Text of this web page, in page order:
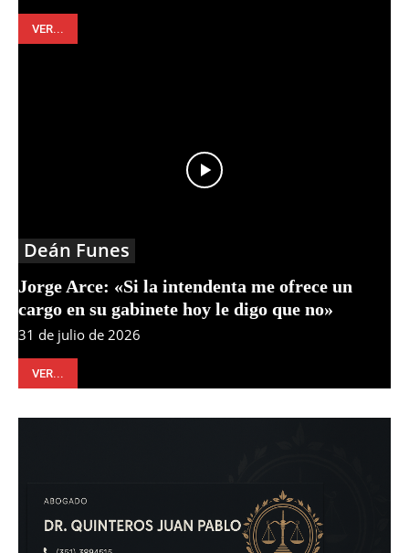
VER...
Deán Funes
Jorge Arce: «Si la intendenta me ofrece un
cargo en su gabinete hoy le digo que no»
31 de julio de 2026
VER...